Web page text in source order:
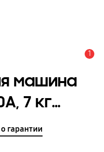
1
машина
7 кг
LP]
гарантии